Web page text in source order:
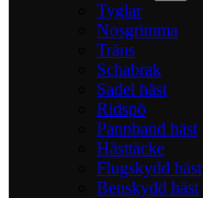
Tyglar
Nosgrimma
Träns
Schabrak
Sadel häst
Ridspö
Pannband häst
Hästtäcke
Flugskydd häst
Benskydd häst